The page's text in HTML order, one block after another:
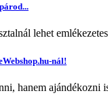
lehet
nál!
hanem ajándékozni